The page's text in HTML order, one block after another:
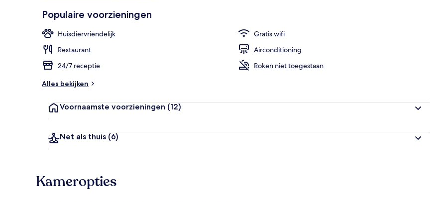
Populaire voorzieningen
Huisdiervriendelijk
Gratis wifi
Restaurant
Airconditioning
24/7 receptie
Roken niet toegestaan
Alles bekijken
Voornaamste voorzieningen (12)
Net als thuis (6)
Kameropties